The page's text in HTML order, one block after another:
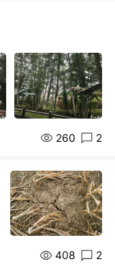
260 2
408 2